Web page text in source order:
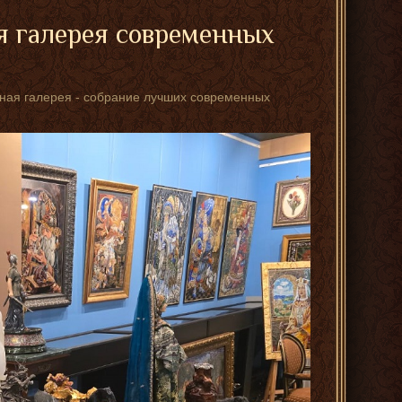
галерея современных
галерея - собрание лучших современных